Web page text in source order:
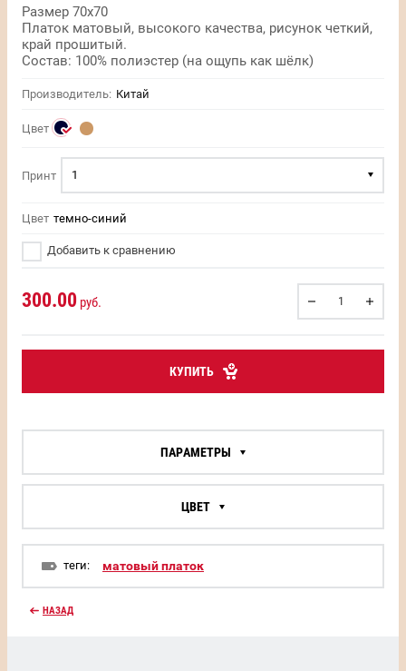
Размер 70х70
Платок матовый, высокого качества, рисунок четкий,
край прошитый.
Состав: 100% полиэстер (на ощупь как шёлк)
Производитель: Китай
Цвет
Принт 1
Цвет темно-синий
Добавить к сравнению
300.00 руб.
КУПИТЬ
ПАРАМЕТРЫ
ЦВЕТ
теги: матовый платок
НАЗАД